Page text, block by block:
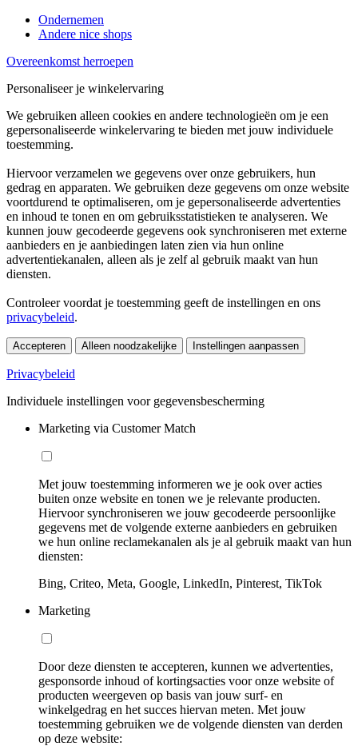
Ondernemen
Andere nice shops
Overeenkomst herroepen
Personaliseer je winkelervaring
We gebruiken alleen cookies en andere technologieën om je een
gepersonaliseerde winkelervaring te bieden met jouw individuele
toestemming.
Hiervoor verzamelen we gegevens over onze gebruikers, hun
gedrag en apparaten. We gebruiken deze gegevens om onze website
voortdurend te optimaliseren, om je gepersonaliseerde advertenties
en inhoud te tonen en om gebruiksstatistieken te analyseren. We
kunnen jouw gecodeerde gegevens ook synchroniseren met externe
aanbieders en je aanbiedingen laten zien via hun online
advertentiekanalen, alleen als je zelf al gebruik maakt van hun
diensten.
Controleer voordat je toestemming geeft de instellingen en ons
privacybeleid.
Accepteren Alleen noodzakelijke Instellingen aanpassen
Privacybeleid
Individuele instellingen voor gegevensbescherming
Marketing via Customer Match
Met jouw toestemming informeren we je ook over acties
buiten onze website en tonen we je relevante producten.
Hiervoor synchroniseren we jouw gecodeerde persoonlijke
gegevens met de volgende externe aanbieders en gebruiken
we hun online reclamekanalen als je al gebruik maakt van hun
diensten:
Bing, Criteo, Meta, Google, LinkedIn, Pinterest, TikTok
Marketing
Door deze diensten te accepteren, kunnen we advertenties,
gesponsorde inhoud of kortingsacties voor onze website of
producten weergeven op basis van jouw surf- en
winkelgedrag en het succes hiervan meten. Met jouw
toestemming gebruiken we de volgende diensten van derden
op deze website: